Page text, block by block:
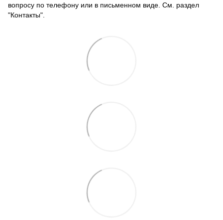
вопросу по телефону или в письменном виде. См. раздел
"Контакты".